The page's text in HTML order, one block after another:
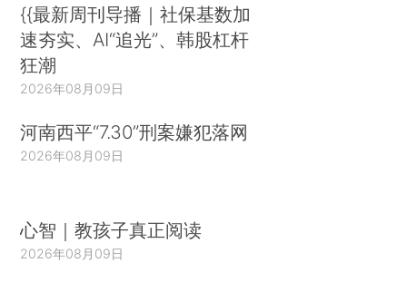
{{最新周刊导播｜社保基数加
速夯实、AI“追光”、韩股杠杆
狂潮
2026年08月09日
河南西平“7.30”刑案嫌犯落网
2026年08月09日
心智｜教孩子真正阅读
2026年08月09日